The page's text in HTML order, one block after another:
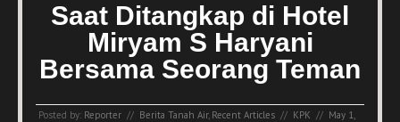
Saat Ditangkap di Hotel
Miryam S Haryani
Bersama Seorang Teman
Posted by: Reporter // Berita Tanah Air, Recent Articles // KPK // May 1,